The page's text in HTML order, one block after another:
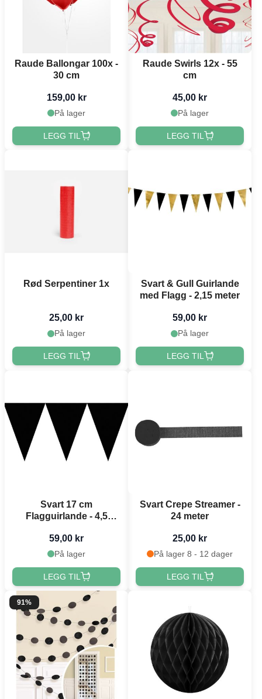
Raude Ballongar 100x -
30 cm
159,00 kr
På lager
LEGG TIL
Raude Swirls 12x - 55
cm
45,00 kr
På lager
LEGG TIL
Rød Serpentiner 1x
25,00 kr
På lager
LEGG TIL
Svart & Gull Guirlande
med Flagg - 2,15 meter
59,00 kr
På lager
LEGG TIL
Svart 17 cm
Flagguirlande - 4,5
59,00 kr
På lager
LEGG TIL
Svart Crepe Streamer -
24 meter
25,00 kr
På lager 8 - 12 dager
LEGG TIL
91%